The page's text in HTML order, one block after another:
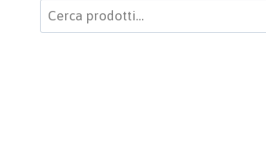
Cerca: